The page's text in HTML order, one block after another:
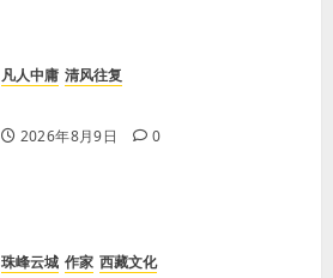
凡人中庸 清风往复
2026年8月9日 0
珠峰云城 作家 西藏文化